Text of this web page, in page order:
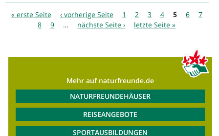
Seiten
« erste Seite ‹ vorherige Seite 1 2 3 4 5 6
7
8
9 … nächste Seite › letzte Seite »
Mehr auf naturfreunde.de
NATURFREUNDEHÄUSER
REISEANGEBOTE
SPORTAUSBILDUNGEN